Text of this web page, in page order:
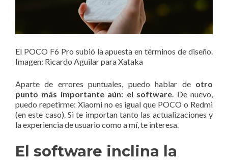
El POCO F6 Pro subió la apuesta en términos de diseño.
Imagen: Ricardo Aguilar para Xataka
Aparte de errores puntuales, puedo hablar de otro
punto más importante aún: el software . De nuevo,
puedo repetirme: Xiaomi no es igual que POCO o Redmi
(en este caso). Si te importan tanto las actualizaciones y
la experiencia de usuario como a mí, te interesa.
El software inclina la